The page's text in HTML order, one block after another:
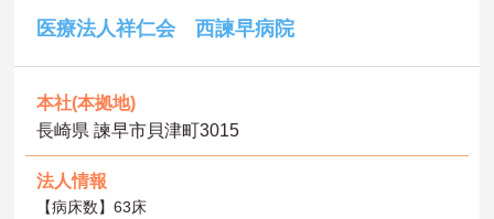
医療法人祥仁会 西諫早病院
本社(本拠地)
長崎県 諫早市貝津町3015
法人情報
【病床数】63床